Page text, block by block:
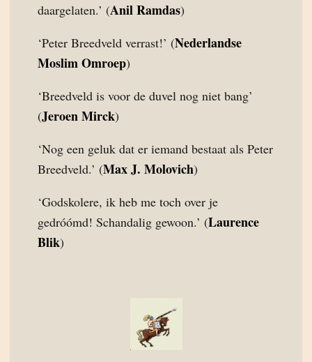
daargelaten.’ (Anil Ramdas)
‘Peter Breedveld verrast!’ (Nederlandse
Moslim Omroep)
‘Breedveld is voor de duvel nog niet bang’
(Jeroen Mirck)
‘Nog een geluk dat er iemand bestaat als Peter
Breedveld.’ (Max J. Molovich)
‘Godskolere, ik heb me toch over je
gedróómd! Schandalig gewoon.’ (Laurence
Blik)